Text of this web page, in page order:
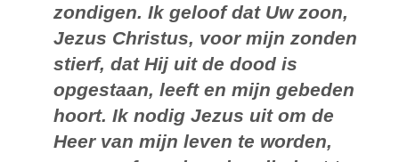
zondigen. Ik geloof dat Uw zoon,
Jezus Christus, voor mijn zonden
stierf, dat Hij uit de dood is
opgestaan, leeft en mijn gebeden
hoort. Ik nodig Jezus uit om de
Heer van mijn leven te worden,